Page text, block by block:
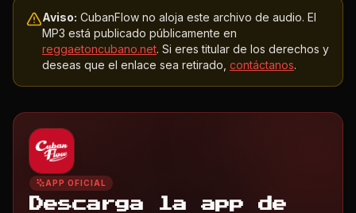
Aviso: CubanFlow no aloja este archivo de audio. El
MP3 está publicado públicamente en
reggaetoncubano.net. Si eres titular de los derechos y
deseas que el enlace sea retirado, contáctanos.
APP OFICIAL
Descarga la app de